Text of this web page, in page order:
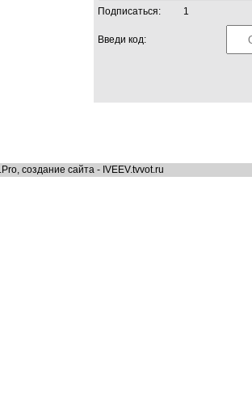
Подписаться: 1
Введи код:
создание сайта - IVEEV.tvvot.ru